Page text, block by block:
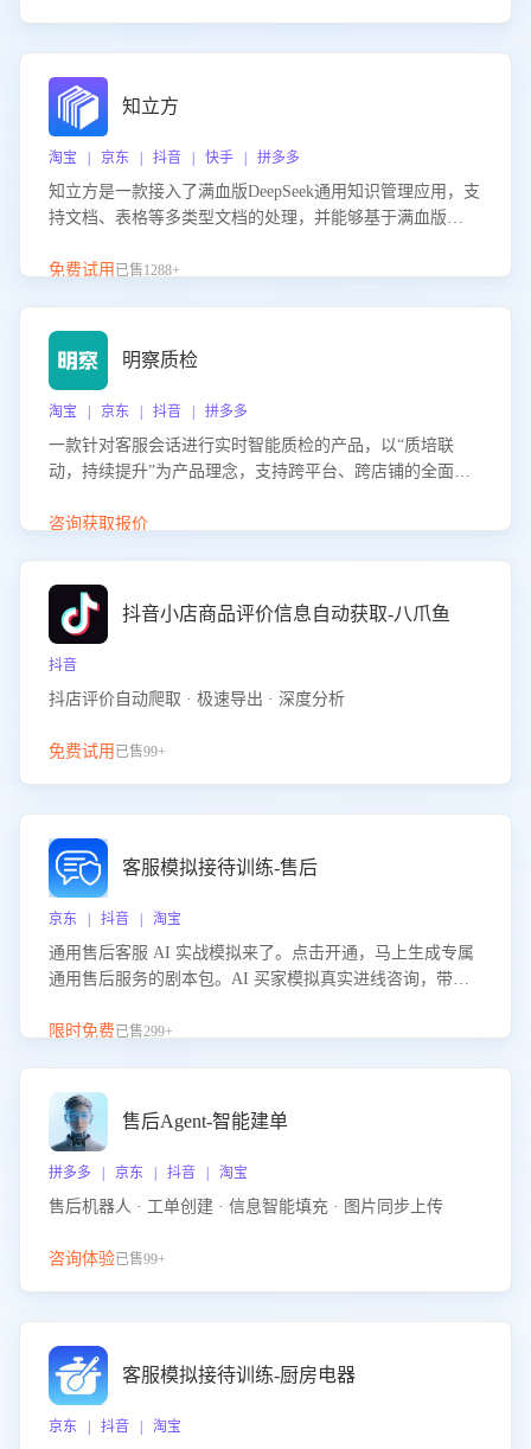
知立方
淘宝 | 京东 | 抖音 | 快手 | 拼多多
知立方是一款接入了满血版DeepSeek通用知识管理应用，支
持文档、表格等多类型文档的处理，并能够基于满血版
识支持，帮助用户高效管理和利用知识资源。通过该产品，
免费试用 已售1288+
明察质检
淘宝 | 京东 | 抖音 | 拼多多
一款针对客服会话进行实时智能质检的产品，以“质培联
动，持续提升”为产品理念，支持跨平台、跨店铺的全面、
升客服团队的销服能力。
咨询获取报价
抖音小店商品评价信息自动获取-八爪鱼
抖音
抖店评价自动爬取 · 极速导出 · 深度分析
免费试用 已售99+
客服模拟接待训练-售后
京东 | 抖音 | 淘宝
通用售后客服 AI 实战模拟来了。点击开通，马上生成专属
通用售后服务的剧本包。AI 买家模拟真实进线咨询，带您
的应对要点，轻松提升服务能力。
限时免费已售299+
售后Agent-智能建单
拼多多 | 京东 | 抖音 | 淘宝
售后机器人 · 工单创建 · 信息智能填充 · 图片同步上传
咨询体验已售99+
客服模拟接待训练-厨房电器
京东 | 抖音 | 淘宝